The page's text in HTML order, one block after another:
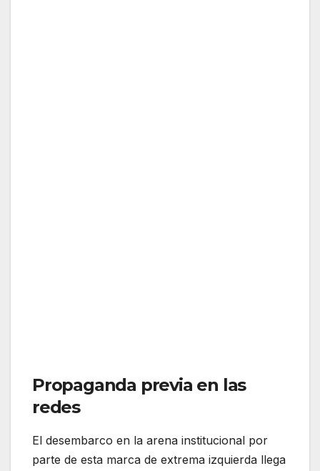
Propaganda previa en las
redes
El desembarco en la arena institucional por
parte de esta marca de extrema izquierda llega